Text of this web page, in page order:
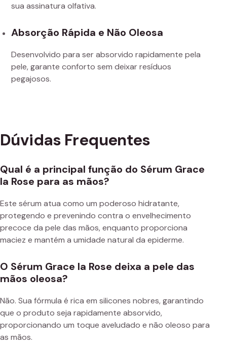
sua assinatura olfativa.
Absorção Rápida e Não Oleosa
Desenvolvido para ser absorvido rapidamente pela
pele, garante conforto sem deixar resíduos
pegajosos.
Dúvidas Frequentes
Qual é a principal função do Sérum Grace
la Rose para as mãos?
Este sérum atua como um poderoso hidratante,
protegendo e prevenindo contra o envelhecimento
precoce da pele das mãos, enquanto proporciona
maciez e mantém a umidade natural da epiderme.
O Sérum Grace la Rose deixa a pele das
mãos oleosa?
Não. Sua fórmula é rica em silicones nobres, garantindo
que o produto seja rapidamente absorvido,
proporcionando um toque aveludado e não oleoso para
as mãos.